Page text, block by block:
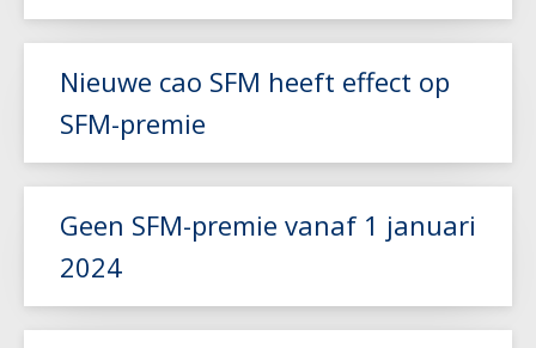
Nieuwe cao SFM heeft effect op
SFM-premie
Geen SFM-premie vanaf 1 januari
2024